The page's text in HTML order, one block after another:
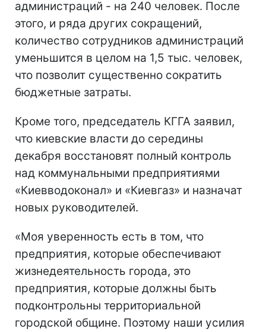
администраций - на 240 человек. После
этого, и ряда других сокращений,
количество сотрудников администраций
уменьшится в целом на 1,5 тыс. человек,
что позволит существенно сократить
бюджетные затраты.
Кроме того, председатель КГГА заявил,
что киевские власти до середины
декабря восстановят полный контроль
над коммунальными предприятиями
«Киевводоконал» и «Киевгаз» и назначат
новых руководителей.
«Моя уверенность есть в том, что
предприятия, которые обеспечивают
жизнедеятельность города, это
предприятия, которые должны быть
подконтрольны территориальной
городской общине. Поэтому наши усилия